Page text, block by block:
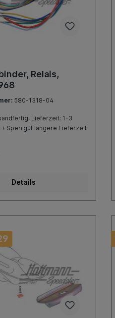
Relais,
580-1318-04
Lieferzeit: 1-3
+ Sperrgut längere Lieferzeit
Details